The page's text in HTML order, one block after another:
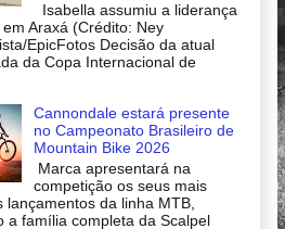
Isabella assumiu a liderança
Araxá (Crédito: Ney
EpicFotos Decisão da atual
da Copa Internacional de
Cannondale estará presente
no Campeonato Brasileiro de
Mountain Bike 2026
Marca apresentará na
competição os seus mais
lançamentos da linha MTB,
a família completa da Scalpel